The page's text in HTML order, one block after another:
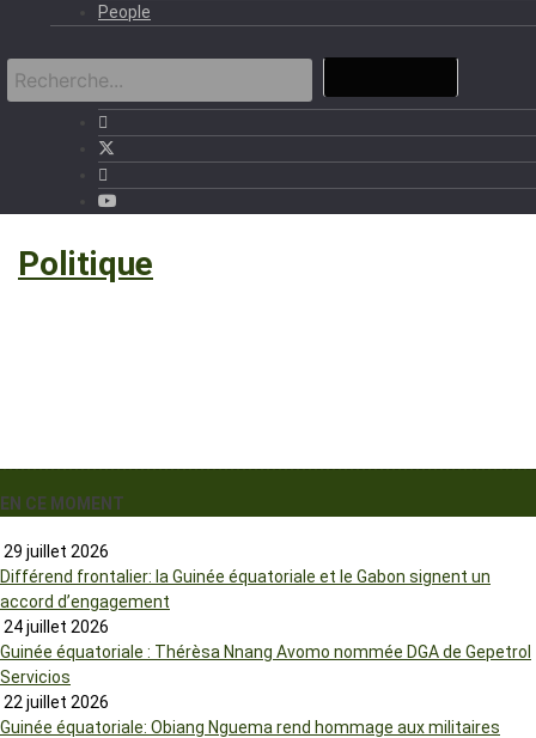
People
Politique
EN CE MOMENT
29 juillet 2026
Différend frontalier: la Guinée équatoriale et le Gabon signent un
accord d’engagement
24 juillet 2026
Guinée équatoriale : Thérèsa Nnang Avomo nommée DGA de Gepetrol
Servicios
22 juillet 2026
Guinée équatoriale: Obiang Nguema rend hommage aux militaires